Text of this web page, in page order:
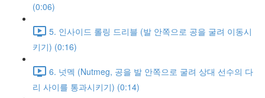
(0:06)
5. 인사이드 롤링 드리블 (발 안쪽으로 공을 굴려 이동시
키기) (0:16)
6. 넛멕 (Nutmeg, 공을 발 안쪽으로 굴려 상대 선수의 다
리 사이를 통과시키기) (0:14)